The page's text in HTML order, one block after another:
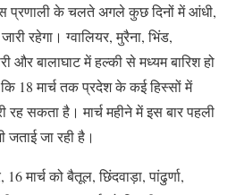
प्रणाली के चलते अगले कुछ दिनों में आंधी,
रहेगा। ग्वालियर, मुरैना, भिंड,
और बालाघाट में हल्की से मध्यम बारिश हो
18 मार्च तक प्रदेश के कई हिस्सों में
रह सकता है। मार्च महीने में इस बार पहली
जताई जा रही है।
मार्च को बैतूल, छिंदवाड़ा, पांढुर्णा,